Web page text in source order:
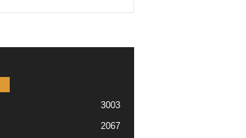
3003
2067